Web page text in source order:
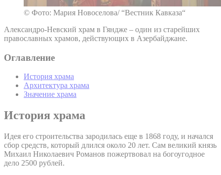
© Фото: Мария Новоселова/ “Вестник Кавказа“
Александро-Невский храм в Гяндже – один из старейших
православных храмов, действующих в Азербайджане.
Оглавление
История храма
Архитектура храма
Значение храма
История храма
Идея его строительства зародилась еще в 1868 году, и начался
сбор средств, который длился около 20 лет. Сам великий князь
Михаил Николаевич Романов пожертвовал на богоугодное
дело 2500 рублей.